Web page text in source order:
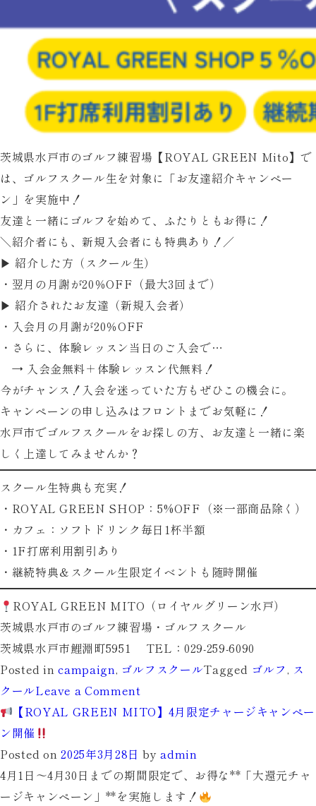
茨城県水戸市のゴルフ練習場【ROYAL GREEN Mito】で
は、ゴルフスクール生を対象に「お友達紹介キャンペー
ン」を実施中！
友達と一緒にゴルフを始めて、ふたりともお得に！
＼紹介者にも、新規入会者にも特典あり！／
▶ 紹介した方（スクール生）
・翌月の月謝が20％OFF（最大3回まで）
▶ 紹介されたお友達（新規入会者）
・入会月の月謝が20％OFF
・さらに、体験レッスン当日のご入会で…
→ 入会金無料＋体験レッスン代無料！
今がチャンス！入会を迷っていた方もぜひこの機会に。
キャンペーンの申し込みはフロントまでお気軽に！
水戸市でゴルフスクールをお探しの方、お友達と一緒に楽
しく上達してみませんか？
スクール生特典も充実！
・ROYAL GREEN SHOP：5%OFF（※一部商品除く）
・カフェ：ソフトドリンク毎日1杯半額
・1F打席利用割引あり
・継続特典＆スクール生限定イベントも随時開催
ROYAL GREEN MITO（ロイヤルグリーン水戸）
茨城県水戸市のゴルフ練習場・ゴルフスクール
茨城県水戸市鯉淵町5951 TEL：029-259-6090
Posted incampaign, ゴルフスクールTagged ゴルフ, ス
クールLeave a Commenton
＼
ょ
っ
と
【ROYAL GREEN MITO】4月限定チャージキャンペー
ン開催
Posted on2025年3月28日 byadmin
4月1日〜4月30日までの期間限定で、お得な**「大還元チャ
ージキャンペーン」**を実施します！